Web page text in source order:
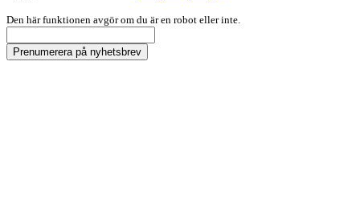
Den här funktionen avgör om du är en robot eller inte.